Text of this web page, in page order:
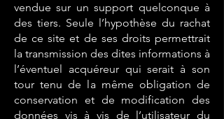
vendue sur un support quelconque à
des tiers. Seule l’hypothèse du rachat
de ce site et de ses droits permettrait
la transmission des dites informations à
l’éventuel acquéreur qui serait à son
tour tenu de la même obligation de
conservation et de modification des
données vis à vis de l’utilisateur du